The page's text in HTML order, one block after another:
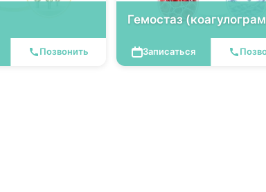
Позвонить
Гемостаз
Записаться